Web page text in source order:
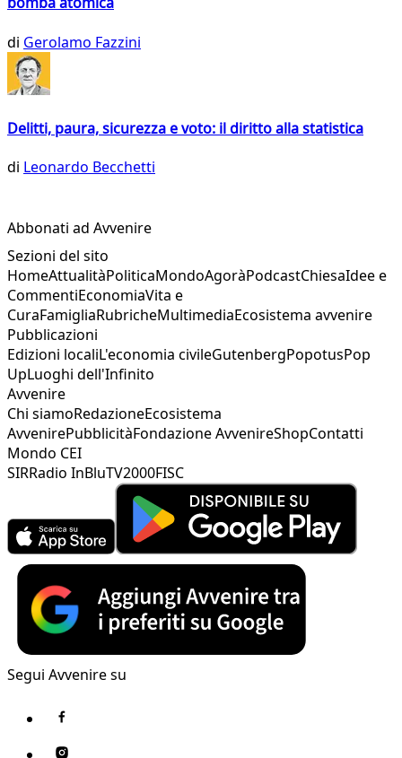
di Gerolamo Fazzini
Delitti, paura, sicurezza e voto: il diritto alla statistica
di Leonardo Becchetti
Abbonati ad Avvenire
Sezioni del sito
HomeAttualitàPoliticaMondoAgoràPodcastChiesaIdee e
CommentiEconomiaVita e
CuraFamigliaRubricheMultimediaEcosistema avvenire
Pubblicazioni
Edizioni localiL'economia civileGutenbergPopotusPop
UpLuoghi dell'Infinito
Avvenire
Chi siamoRedazioneEcosistema
AvvenirePubblicitàFondazione AvvenireShopContatti
Mondo CEI
SIRRadio InBluTV2000FISC
Segui Avvenire su